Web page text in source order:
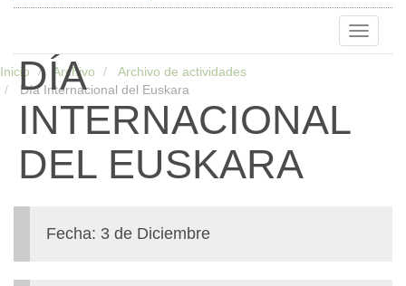
Toggle
Inicio Archivo
Archivo de actividades
Día Internacional del Euskara
DÍA
INTERNACIONAL
DEL EUSKARA
Fecha: 3 de Diciembre